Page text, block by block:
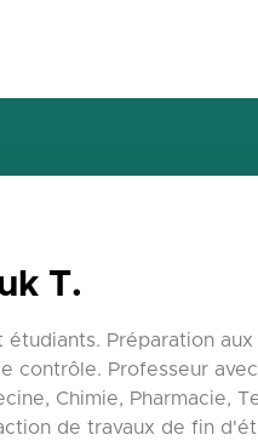
T.
étudiants. Préparation
contrôle. Professeur
Chimie, Pharmacie,
de travaux de fin